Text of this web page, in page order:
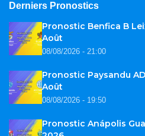
Derniers Pronostics
Pronostic Benfica B
Août
08/08/2026 - 21:00
Pronostic Paysandu
Août
08/08/2026 - 19:50
Pronostic Anápolis